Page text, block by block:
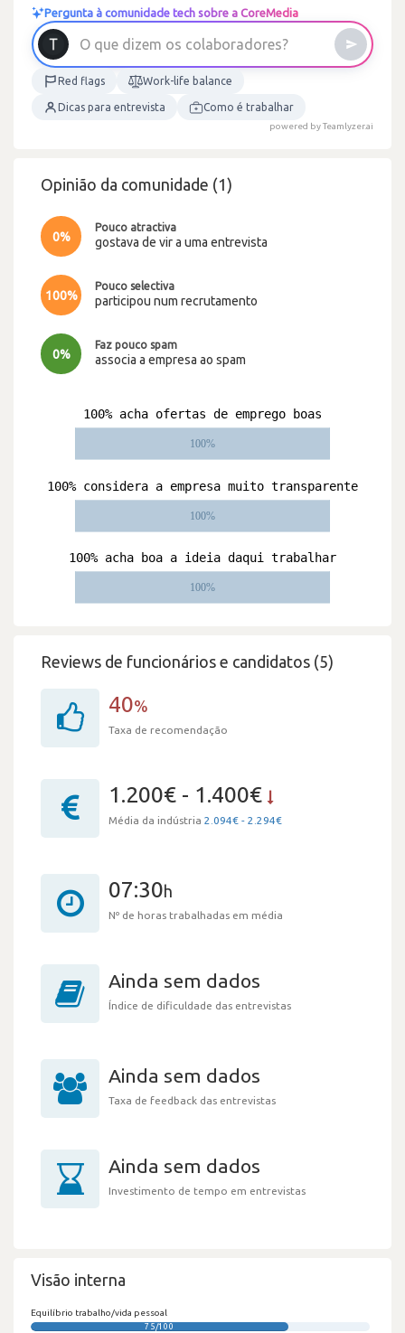
Pergunta à comunidade tech sobre a CoreMedia
O que d izem os colaboradores?
Red flags Work-life balance
Dicas para entrevista Como é trabalhar
powered by Teamlyzer.ai
Opinião da comunidade (1)
0%
Pouco atractiva
gostava de vir a uma entrevista
100%
Pouco selectiva
participou num recrutamento
0%
Faz pouco spam
associa a empresa ao spam
Reviews de funcionários e candidatos (5)
40%
Taxa de recomendação
1.200€ - 1.400€
Média da indústria 2.094€ - 2.294€
07:30h
Nº de horas trabalhadas em média
Ainda sem dados
Índice de dificuldade das entrevistas
Ainda sem dados
Taxa de feedback das entrevistas
Ainda sem dados
Investimento de tempo em entrevistas
Visão interna
Equilíbrio trabalho/vida pessoal
75/100